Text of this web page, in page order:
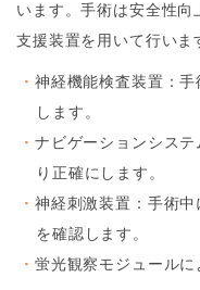
います。手術は安全性
支援装置を用いて行いま
神経機能検査装置：
します。
ナビゲーションシス
り正確にします。
神経刺激装置：手術
を確認します。
蛍光観察モジュールに